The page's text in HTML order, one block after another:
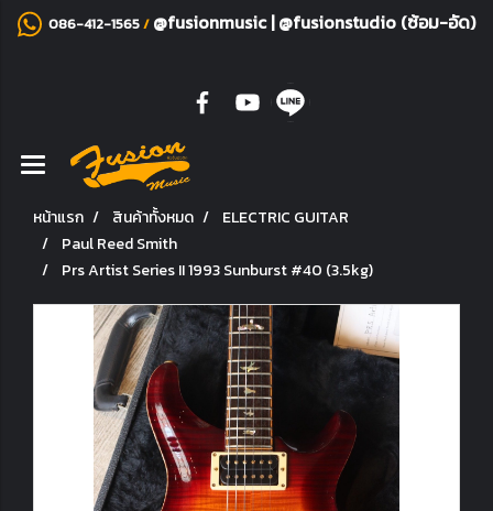
086-412-1565/ @fusionmusic|@fusionstudio (ซ้อม-อัด)
หน้าแรก สินค้าทั้งหมด
ELECTRIC GUITAR
Paul Reed Smith
Prs Artist Series II 1993 Sunburst #40 (3.5kg)